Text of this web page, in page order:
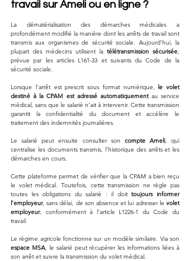
travail sur Ameli ou en ligne ?
La dématérialisation des démarches médicales a
profondément modifié la manière dont les arrêts de travail sont
transmis aux organismes de sécurité sociale. Aujourd’hui, la
plupart des médecins utilisent la télétransmission sécurisée,
prévue par les articles L161-33 et suivants du Code de la
sécurité sociale.
Lorsque l’arrêt est prescrit sous format numérique, le volet
destiné à la CPAM est adressé automatiquement au service
médical, sans que le salarié n’ait à intervenir. Cette transmission
garantit la confidentialité du document et accélère le
traitement des indemnités journalières.
Le salarié peut ensuite consulter son compte Ameli, qui
centralise les documents transmis, l’historique des arrêts et les
démarches en cours.
Cette plateforme permet de vérifier que la CPAM a bien reçu
le volet médical. Toutefois, cette transmission ne règle pas
toutes les obligations du salarié : il doit toujours informer
l’employeur, sans délai, de son absence et lui adresser le volet
employeur, conformément à l’article L1226-1 du Code du
travail.
espace MSA, le salarié peut récupérer les informations liées à
son arrêt et suivre la transmission du volet médical.